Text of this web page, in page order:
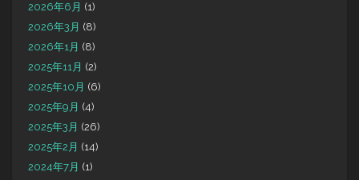
2026年6月 (1)
2026年3月 (8)
2026年1月 (8)
2025年11月 (2)
2025年10月 (6)
2025年9月 (4)
2025年3月 (26)
2025年2月 (14)
2024年7月 (1)